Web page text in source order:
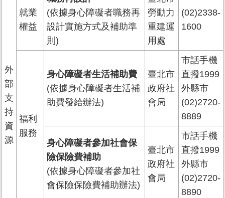
外
部
支
持
資
源
就業
權益
(依據身心障礙者職務再
設計實施方式及補助準
則)
勞動力
重建運
用處
(02)2338-
1600
福利
服務
身心障礙者生活補助費
(依據身心障礙者生活補
助費發給辦法)
臺北市
政府社
會局
市話手機
直撥1999
外縣市
(02)2720-
8889
身心障礙者參加社會保
險保險費補助
(依據身心障礙者參加社
會保險保險費補助辦法)
臺北市
政府社
會局
市話手機
直撥1999
外縣市
(02)2720-
8890